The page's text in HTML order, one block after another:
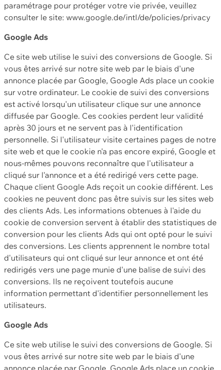
paramétrage pour protéger votre vie privée, veuillez
consulter le site: www.google.de/intl/de/policies/privacy
Google Ads
Ce site web utilise le suivi des conversions de Google. Si
vous êtes arrivé sur notre site web par le biais d'une
annonce placée par Google, Google Ads place un cookie
sur votre ordinateur. Le cookie de suivi des conversions
est activé lorsqu'un utilisateur clique sur une annonce
diffusée par Google. Ces cookies perdent leur validité
après 30 jours et ne servent pas à l'identification
personnelle. Si l'utilisateur visite certaines pages de notre
site web et que le cookie n'a pas encore expiré, Google et
nous-mêmes pouvons reconnaître que l'utilisateur a
cliqué sur l'annonce et a été redirigé vers cette page.
Chaque client Google Ads reçoit un cookie différent. Les
cookies ne peuvent donc pas être suivis sur les sites web
des clients Ads. Les informations obtenues à l'aide du
cookie de conversion servent à établir des statistiques de
conversion pour les clients Ads qui ont opté pour le suivi
des conversions. Les clients apprennent le nombre total
d'utilisateurs qui ont cliqué sur leur annonce et ont été
redirigés vers une page munie d'une balise de suivi des
conversions. Ils ne reçoivent toutefois aucune
information permettant d'identifier personnellement les
utilisateurs.
Google Ads
Ce site web utilise le suivi des conversions de Google. Si
vous êtes arrivé sur notre site web par le biais d'une